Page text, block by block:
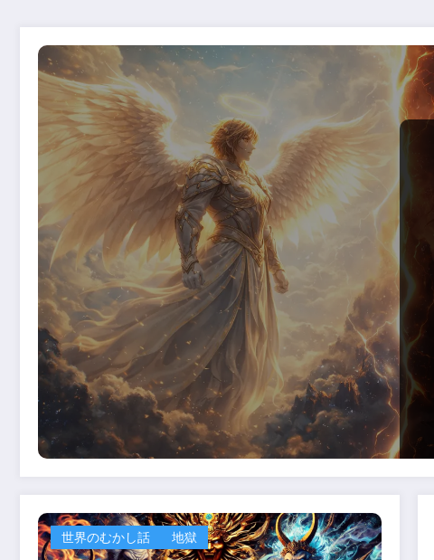
世界のむかし話 地獄